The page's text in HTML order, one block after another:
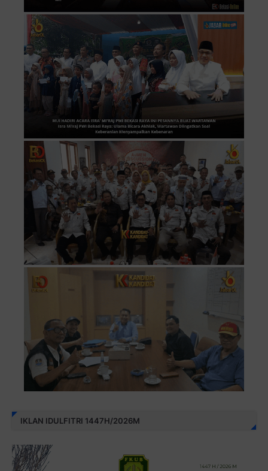
IKLAN IDULFITRI 1447H/2026M